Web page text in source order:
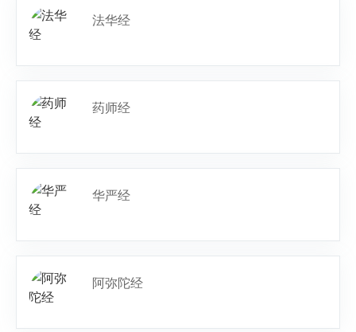
法华经
药师经
华严经
阿弥陀经